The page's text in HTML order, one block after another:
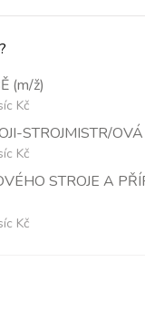
(m/ž)
Kč
STROJMISTR/OVÁ
Kč
STROJE A
Kč